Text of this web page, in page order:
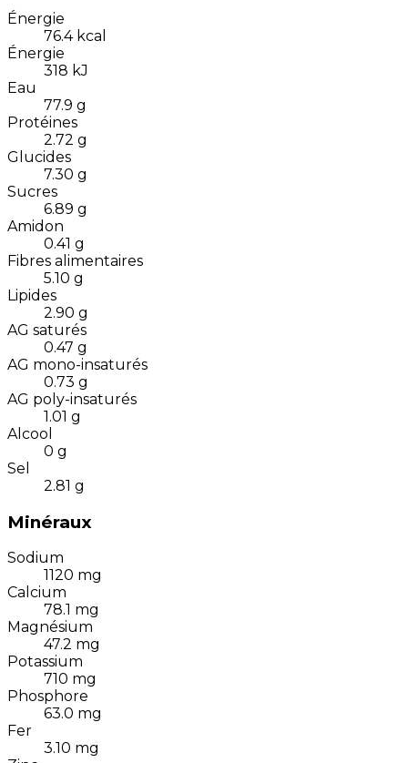
Énergie
76.4 kcal
Énergie
318 kJ
Eau
77.9 g
Protéines
2.72 g
Glucides
7.30 g
Sucres
6.89 g
Amidon
0.41 g
Fibres alimentaires
5.10 g
Lipides
2.90 g
AG saturés
0.47 g
AG mono-insaturés
0.73 g
AG poly-insaturés
1.01 g
Alcool
0 g
Sel
2.81 g
Minéraux
Sodium
1120 mg
Calcium
78.1 mg
Magnésium
47.2 mg
Potassium
710 mg
Phosphore
63.0 mg
Fer
3.10 mg